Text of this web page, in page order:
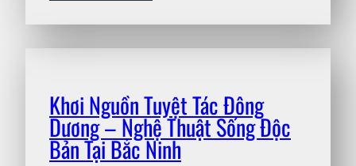
Khơi Nguồn Tuyệt Tác Đông
Dương – Nghệ Thuật Sống Độc
Bản Tại Bắc Ninh